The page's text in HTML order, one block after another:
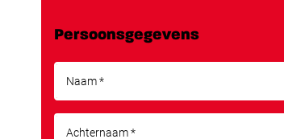
Persoonsgegevens